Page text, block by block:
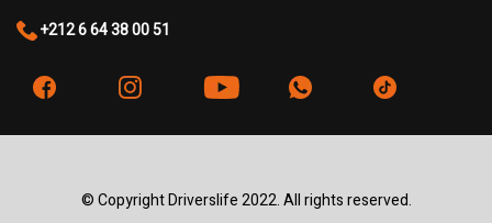
+212 6 64 38 00 51
© Copyright Driverslife 2022. All rights reserved.